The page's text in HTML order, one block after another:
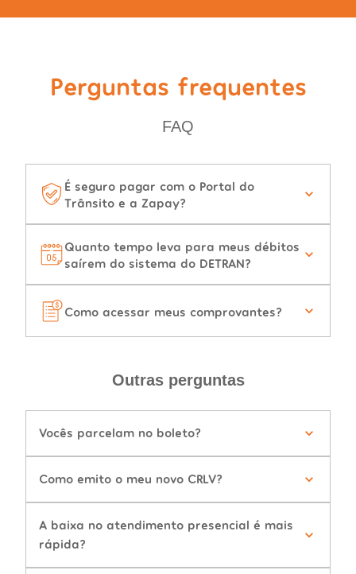
Perguntas frequentes
FAQ
É seguro pagar com o Portal do
Trânsito e a Zapay?
Quanto tempo leva para meus débitos
saírem do sistema do DETRAN?
Como acessar meus comprovantes?
Outras perguntas
Vocês parcelam no boleto?
Como emito o meu novo CRLV?
A baixa no atendimento presencial é mais
rápida?